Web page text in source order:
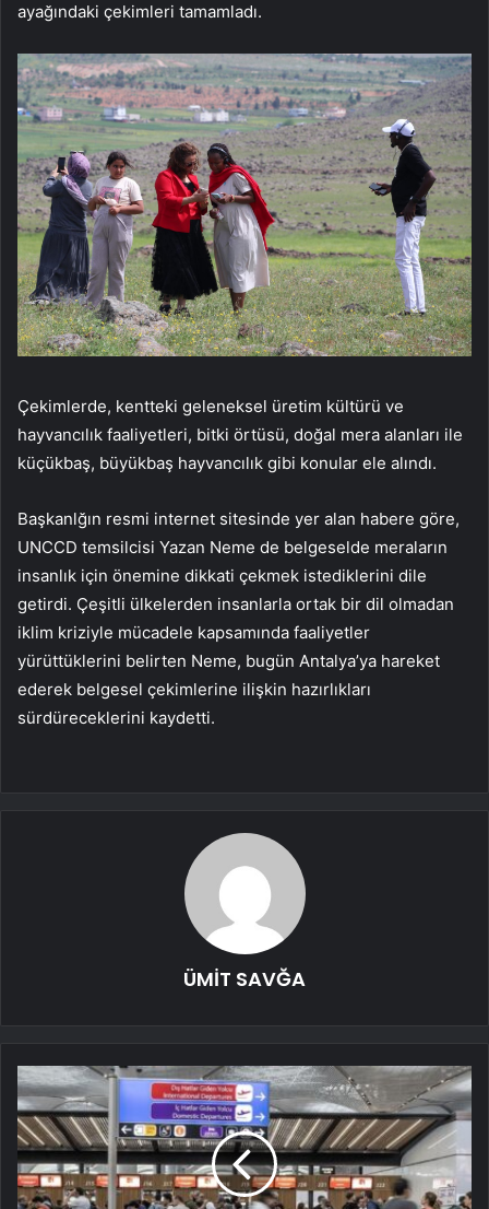
ayağındaki çekimleri tamamladı.
Çekimlerde, kentteki geleneksel üretim kültürü ve
hayvancılık faaliyetleri, bitki örtüsü, doğal mera alanları ile
küçükbaş, büyükbaş hayvancılık gibi konular ele alındı.
Başkanlğın resmi internet sitesinde yer alan habere göre,
UNCCD temsilcisi Yazan Neme de belgeselde meraların
insanlık için önemine dikkati çekmek istediklerini dile
getirdi. Çeşitli ülkelerden insanlarla ortak bir dil olmadan
iklim kriziyle mücadele kapsamında faaliyetler
yürüttüklerini belirten Neme, bugün Antalya’ya hareket
ederek belgesel çekimlerine ilişkin hazırlıkları
sürdüreceklerini kaydetti.
ÜMİT SAVĞA